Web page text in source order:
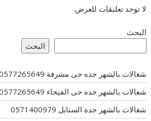
لا توجد تعليقات للعرض.
البحث
البحث
شغالات بالشهر جده حى مشرفة 0577265649
شغالات بالشهر جده حى الفيحاء 0577265649
شغالات بالشهر جدة السنابل 0571400979